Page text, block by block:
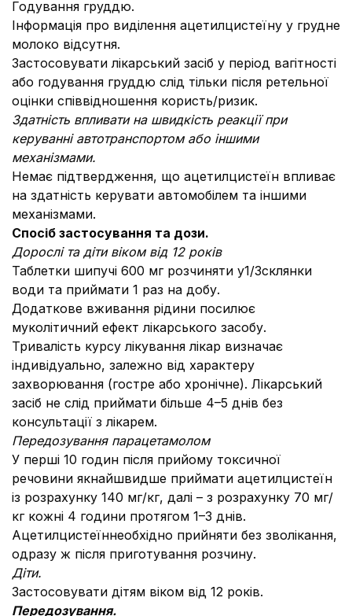
Годування груддю.
Інформація про виділення ацетилцистеїну у грудне
молоко відсутня.
Застосовувати лікарський засіб у період вагітності
або годування груддю слід тільки після ретельної
оцінки співвідношення користь/ризик.
Здатність впливати на швидкість реакції при
керуванні автотранспортом або іншими
механізмами.
Немає підтвердження, що ацетилцистеїн впливає
на здатність керувати автомобілем та іншими
механізмами.
Спосіб застосування та дози.
Дорослі та діти віком від 12 років
Таблетки шипучі 600 мг розчиняти у1/3склянки
води та приймати 1 раз на добу.
Додаткове вживання рідини посилює
муколітичний ефект лікарського засобу.
Тривалість курсу лікування лікар визначає
індивідуально, залежно від характеру
захворювання (гостре або хронічне). Лікарський
засіб не слід приймати більше 4–5 днів без
консультації з лікарем.
Передозування парацетамолом
У перші 10 годин після прийому токсичної
речовини якнайшвидше приймати ацетилцистеїн
із розрахунку 140 мг/кг, далі – з розрахунку 70 мг/
кг кожні 4 години протягом 1–3 днів.
Ацетилцистеїннеобхідно прийняти без зволікання,
одразу ж після приготування розчину.
Діти.
Застосовувати дітям віком від 12 років.
Передозування.